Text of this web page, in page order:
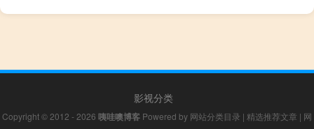
影视分类
Copyright © 2012 - 2026 咦哇噢博客 Powered by 网站分类目录 | 精选推荐文章 | 网